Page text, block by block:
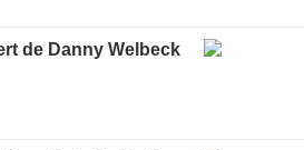
de Danny Welbeck